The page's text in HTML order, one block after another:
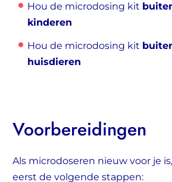
Hou de microdosing kit
kinderen
Hou de microdosing kit
huisdieren
Voorbereidingen
Als microdoseren nieuw voor je
eerst de volgende stappen: